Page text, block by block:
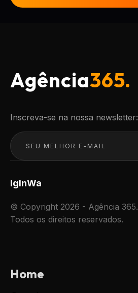
Agência365.
Inscreva-se na nossa newsletter:
IgInWa
© Copyright 2026 - Agência 365.
Todos os direitos reservados.
Home